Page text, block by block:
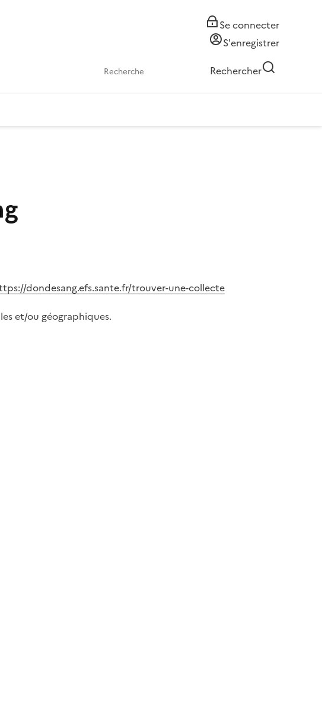
Se connecter
S'enregistrer
Rechercher
dondesang.efs.sante.fr/trouver-une-collecte
et/ou géographiques.